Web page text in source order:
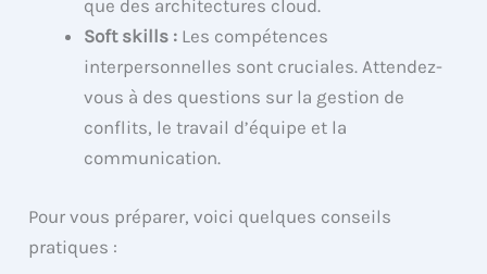
que des architectures cloud.
Soft skills : Les compétences
interpersonnelles sont cruciales. Attendez-
vous à des questions sur la gestion de
conflits, le travail d’équipe et la
communication.
Pour vous préparer, voici quelques conseils
pratiques :